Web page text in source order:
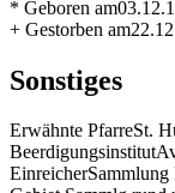
* Geboren am
+ Gestorben am
Sonstiges
Erwähnte PfarreSt.
Beerdigungsinstitut
EinreicherSammlung